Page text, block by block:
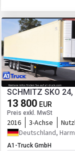
Breite
Höhe
Fahrgestell/
Federung
Bremse
ABS
EBS
Aufbau
13 800 EUR
Preis exkl. MwSt
2016 3-Achse
Deutschland,
A1-Truck GmbH